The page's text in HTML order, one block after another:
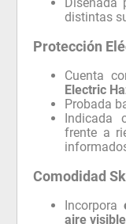
distintas
Protección
Cuenta
Electric
Probada
Indicada
frente a
Comodidad
Incorpora
aire